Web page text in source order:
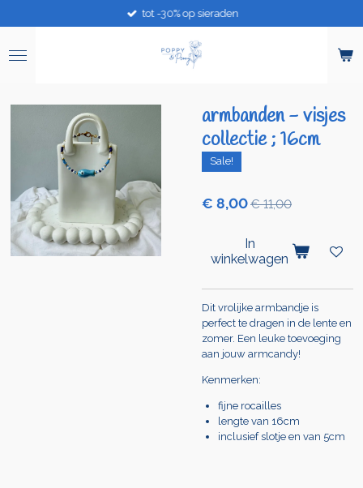
direct
de
tot -30% op sieraden
armbanden - visjes
collectie ; 16cm
Sale!
€ 8,00€ 11,00
In
winkelwagen
Dit vrolijke armbandje is
perfect te dragen in de lente en
zomer. Een leuke toevoeging
aan jouw armcandy!
Kenmerken:
fijne rocailles
lengte van 16cm
inclusief slotje en van 5cm